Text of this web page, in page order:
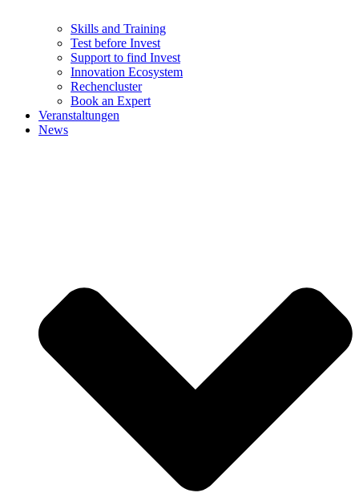
Skills and Training
Test before Invest
Support to find Invest
Innovation Ecosystem
Rechencluster​
Book an Expert
Veranstaltungen
News